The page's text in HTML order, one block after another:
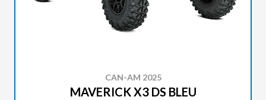
CAN-AM 2025
MAVERICK X3 DS BLEU